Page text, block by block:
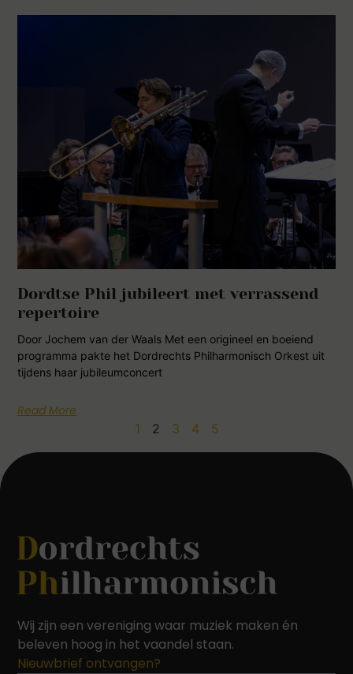
Dordtse Phil jubileert met verrassend
repertoire
Door Jochem van der Waals Met een origineel en boeiend
programma pakte het Dordrechts Philharmonisch Orkest uit
tijdens haar jubileumconcert
Read More
1
2 3 4 5
Wij zijn een vereniging waar muziek maken én
beleven hoog in het vaandel staan.
Nieuwbrief ontvangen?